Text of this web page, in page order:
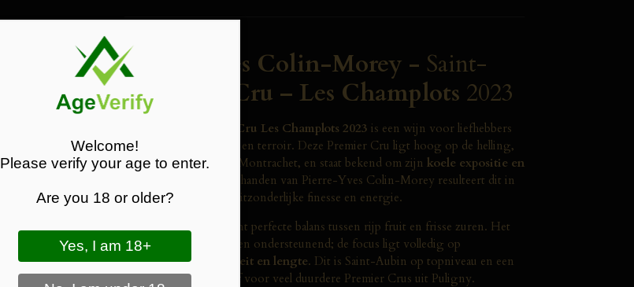
Pierre-Yves Colin-Morey - Saint-
Aubin
1er Cru – Les Champlots 2023
Saint-Aubin 1er Cru Les Champlots 2023 is een wijn voor liefhebbers
van spanning, precisie en terroir. Deze Premier Cru ligt hoog op de helling,
direct boven Puligny-Montrachet, en staat bekend om zijn koele expositie en
. In handen van Pierre-Yves Colin-Morey resulteert dit in
een Chardonnay met uitzonderlijke finesse en energie.
De jaargang 2023 toont perfecte balans tussen rijp fruit en frisse zuren. Het
houtgebruik is subtiel en ondersteunend; de focus ligt volledig op
zuiverheid, mineraliteit en lengte. Dit is Saint-Aubin op topniveau en een
overtuigend alternatief voor veel duurdere Premier Crus uit Puligny.
Welcome!
Please verify your age to enter.
Are you 18 or older?